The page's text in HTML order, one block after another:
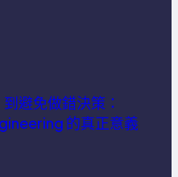
避免做錯決策：
的真正意義